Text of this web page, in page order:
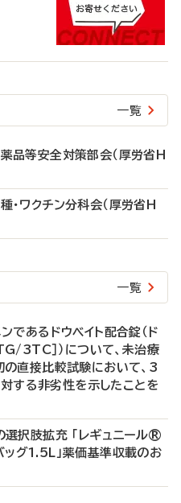
一覧
品等安全対策部会（厚労省H
ワクチン分科会（厚労省H
一覧
であるドウベイト配合錠（ド
3TC］）について、未治療
直接比較試験において、3
る非劣性を示したことを
択肢拡充 「レギュニール®
グ1.5L」薬価基準収載のお